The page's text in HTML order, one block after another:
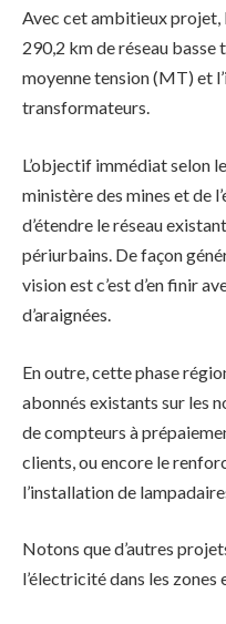
Avec cet ambitieux projet,
290,2 km de réseau basse
moyenne tension (MT) et
transformateurs.
L’objectif immédiat selon
ministère des mines et de
d’étendre le réseau
périurbains. De façon
vision est c’est d’en finir
d’araignées.
En outre, cette phase
abonnés existants sur les
de compteurs à
clients, ou encore le
l’installation de
Notons que d’autres
l’électricité dans les